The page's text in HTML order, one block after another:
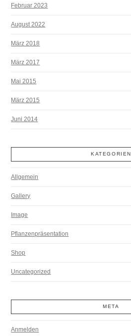
Februar 2023
August 2022
März 2018
März 2017
Mai 2015
März 2015
Juni 2014
KATEGORIEN
Allgemein
Gallery
Image
Pflanzenpräsentation
Shop
Uncategorized
META
Anmelden